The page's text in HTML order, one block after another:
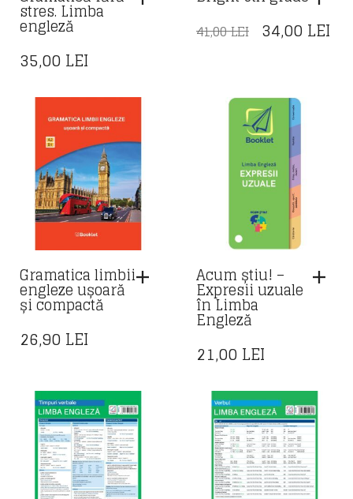
stres. Limba
engleză
35,00 LEI
41,00LEI PREȚUL
FOST:
41,00 LEI.
34,00 LEI
Gramatica limbii
engleze ușoară
și compactă
26,90 LEI
Acum știu! –
Expresii uzuale
în Limba
Engleză
21,00 LEI